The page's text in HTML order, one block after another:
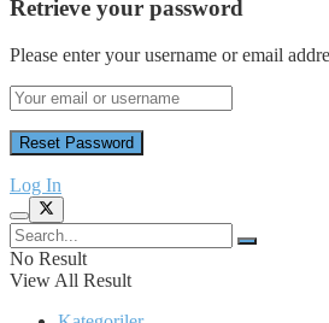
Retrieve your password
Please enter your username or email
Log In
No Result
View All Result